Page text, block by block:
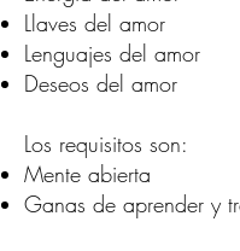
Llaves del amor
Lenguajes del amor
Deseos del amor
Los requisitos son:
Mente abierta
Ganas de aprender y